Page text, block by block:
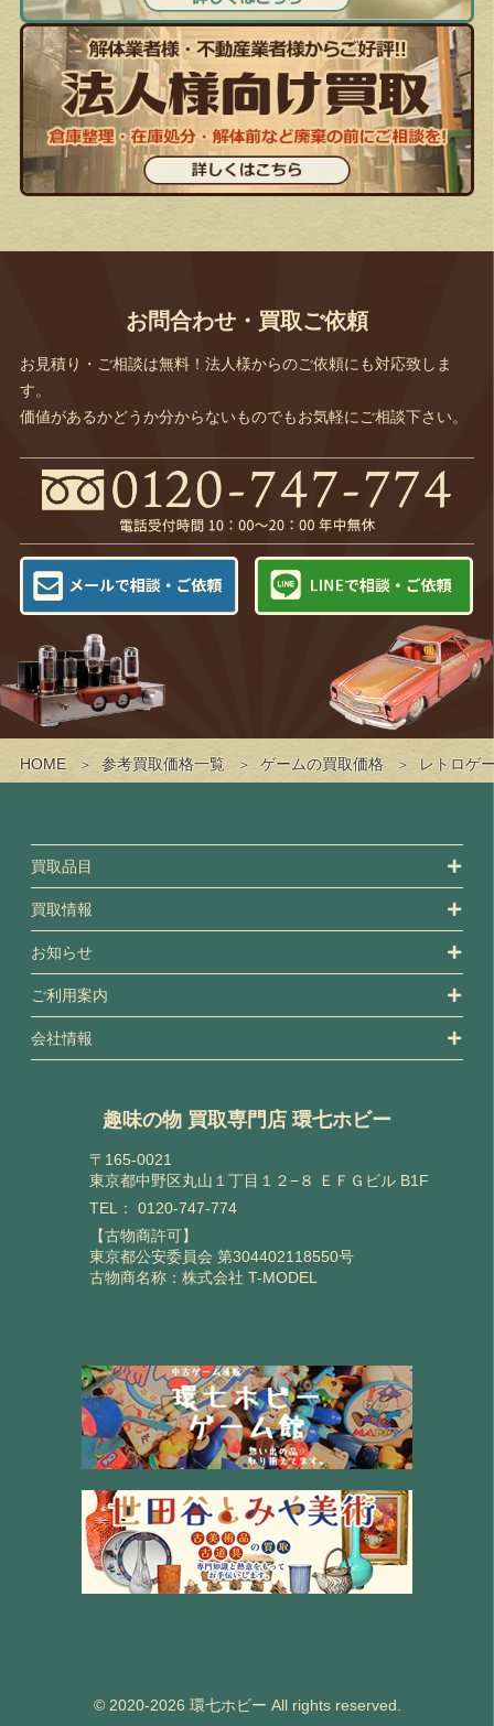
HOME 参考買取価格一覧 ゲームの買取価格 レトロゲ
お問合わせ・買取ご依頼
お見積り・ご相談は無料！法人様からのご依頼にも対応致しま
す。
価値があるかどうか分からないものでもお気軽にご相談下さい。
買取品目
買取情報
お知らせ
ご利用案内
会社情報
趣味の物 買取専門店 環七ホビー
〒165-0021
東京都中野区丸山１丁目１２−８ ＥＦＧビル B1F
TEL： 0120-747-774
【古物商許可】
東京都公安委員会 第304402118550号
古物商名称：株式会社 T-MODEL
© 2020-2026 環七ホビー All rights reserved.